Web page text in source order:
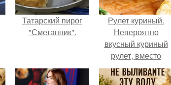
Татарский пирог
"Сметанник".
Рулет куриный.
Невероятно
вкусный куриный
рулет, вместо
опостылой
покупной колбасы!